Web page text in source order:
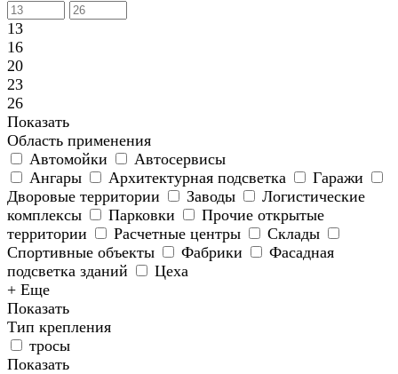
13
16
20
23
26
Показать
Область применения
Автомойки
Автосервисы
Ангары
Архитектурная подсветка
Гаражи
Дворовые территории
Заводы
Логистические
комплексы
Парковки
Прочие открытые
территории
Расчетные центры
Склады
Спортивные объекты
Фабрики
Фасадная
подсветка зданий
Цеха
+ Еще
Показать
Тип крепления
тросы
Показать